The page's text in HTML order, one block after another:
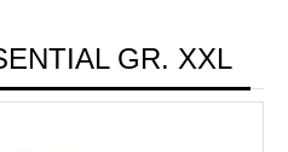
GR. XXL